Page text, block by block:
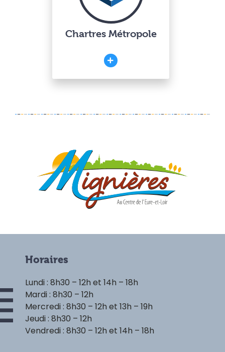
Chartres Métropole
Horaires
Lundi : 8h30 – 12h et 14h – 18h
Mardi : 8h30 – 12h
Mercredi : 8h30 – 12h et 13h – 19h
Jeudi : 8h30 – 12h
Vendredi : 8h30 – 12h et 14h – 18h